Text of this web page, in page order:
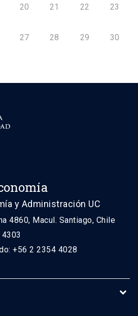
20 21 22 23
27 28 29 30
y Administración UC
4860, Macul. Santiago, Chile
+56 2 2354 4028